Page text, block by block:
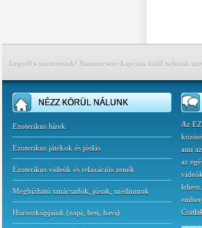
Legyél a partnerünk! Bannercsere kapcsán küld nekünk
NÉZZ KÖRÜL NÁLUNK
Ezoterikus hírek
Ezoterikus játékok és jóslás
Ezoterikus videók és relaxációs zenék
Megbízható tanácsadók, jósok, médiumok
Horoszkópjaink (napi heti havi)
Az
ami
az